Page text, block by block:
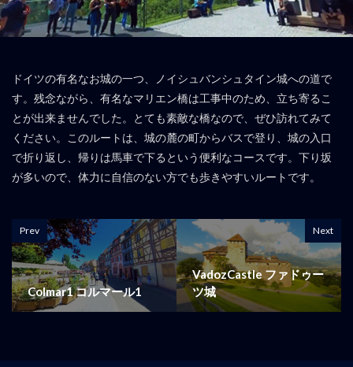
ドイツの有名なお城の一つ、ノイシュバンシュタイン城への道で
す。残念ながら、有名なマリエン橋は工事中のため、立ち寄るこ
とが出来ませんでした。とても素敵な橋なので、ぜひ訪れてみて
ください。このルートは、城の麓の町からバスで登り、城の入口
で折り返し、帰りは馬車で下るという便利なコースです。下り坂
が多いので、体力に自信のない方でも歩きやすいルートです。
Prev
Colmar1 コルマール1
Next
VadozCastle ファドゥー
ツ城